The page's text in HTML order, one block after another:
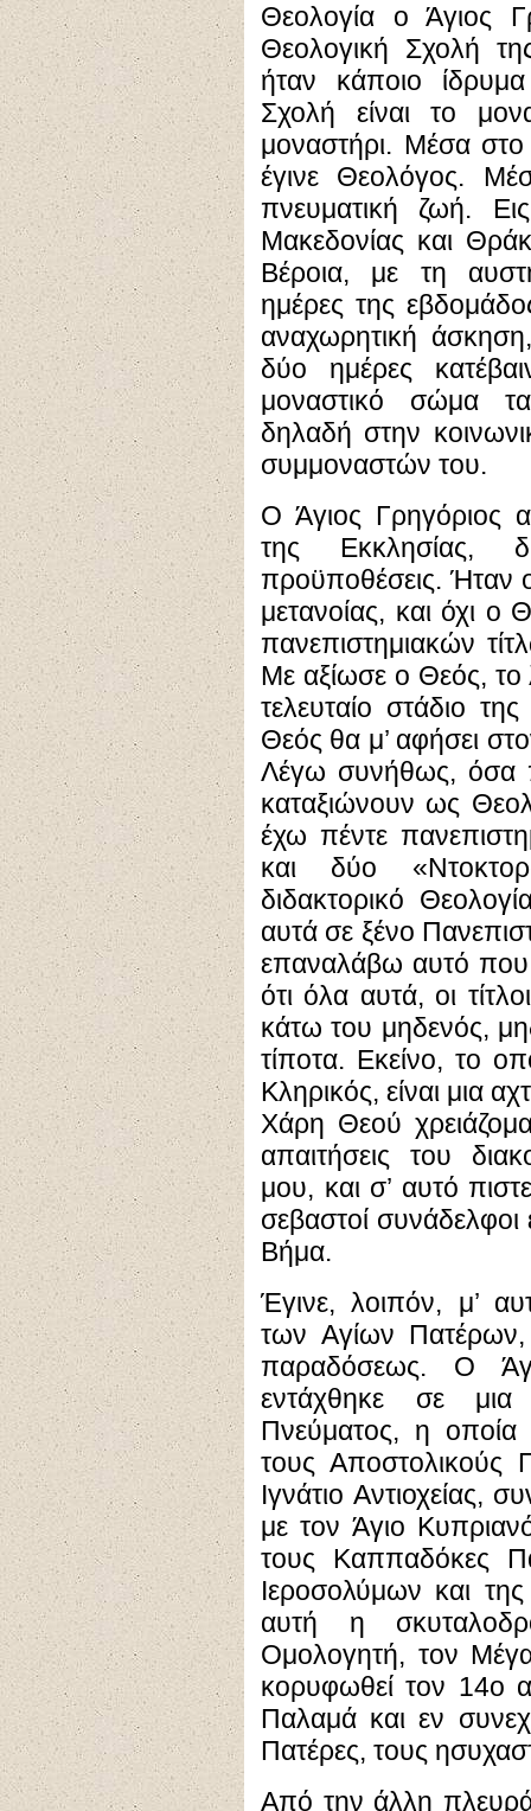
Θεολογία ο Άγιος
Θεολογική Σχολή
ήταν κάποιο
Σχολή είναι το
μοναστήρι. Μέσα στο
έγινε Θεολόγος.
πνευματική ζωή.
Μακεδονίας και
Βέροια, με τη
ημέρες της
αναχωρητική
δύο ημέρες
μοναστικό σώμα
δηλαδή στην
συμμοναστών του.
Ο Άγιος Γρηγόριος
της Εκκλησίας,
προϋποθέσεις. Ήταν
μετανοίας, και όχι
πανεπιστημιακών
Με αξίωσε ο Θεός, το
τελευταίο στάδιο
Θεός θα μ’ αφήσει
Λέγω συνήθως, όσα
καταξιώνουν ως
έχω πέντε
και δύο
διδακτορικό
αυτά σε ξένο
επαναλάβω αυτό
ότι όλα αυτά, οι
κάτω του μηδενός,
τίποτα. Εκείνο, το
Κληρικός, είναι μια
Χάρη Θεού
απαιτήσεις του
μου, και σ’ αυτό
σεβαστοί συνάδελφοι
Βήμα.
Έγινε, λοιπόν, μ’
των Αγίων
παραδόσεως. Ο
εντάχθηκε σε μια
Πνεύματος, η οποία
τους Αποστολικούς
Ιγνάτιο Αντιοχείας,
με τον Άγιο
τους Καππαδόκες
Ιεροσολύμων και της
αυτή η
Ομολογητή, τον
κορυφωθεί τον 14ο
Παλαμά και εν
Πατέρες, τους
Από την άλλη